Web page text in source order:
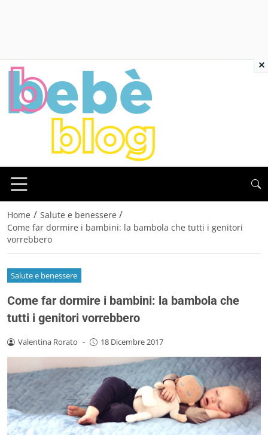
Home / Salute e benessere /
Come far dormire i bambini: la bambola che tutti i genitori
vorrebbero
Salute e benessere
Come far dormire i bambini: la bambola che
tutti i genitori vorrebbero
Valentina Rorato - 18 Dicembre 2017
×